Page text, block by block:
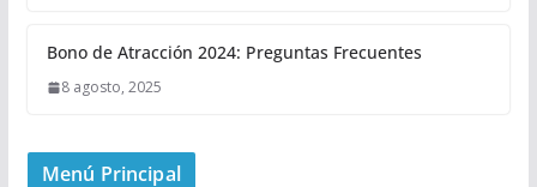
Bono de Atracción 2024: Preguntas Frecuentes
8 agosto, 2025
Menú Principal